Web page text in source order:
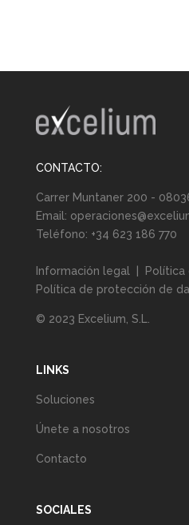
CONTACTO:
Carrer Muntaner 200 -
Email:
Teléfono: +34 623 186 770
Información legal Política
Política de protección de
© 2023 Excelium, S.L.
LINKS
Soluciones
Únete a nosotros
Contacto
SOCIALES